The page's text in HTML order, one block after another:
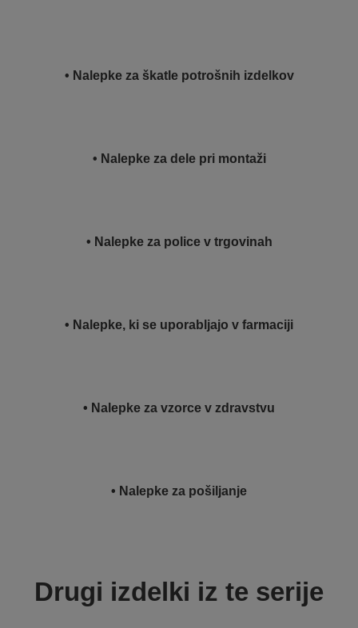
• Nalepke za škatle potrošnih izdelkov
• Nalepke za dele pri montaži
• Nalepke za police v trgovinah
• Nalepke, ki se uporabljajo v farmaciji
• Nalepke za vzorce v zdravstvu
• Nalepke za pošiljanje
Drugi izdelki iz te serije